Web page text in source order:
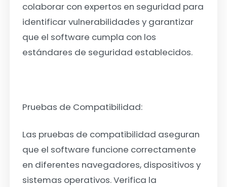
colaborar con expertos en seguridad para
identificar vulnerabilidades y garantizar
que el software cumpla con los
estándares de seguridad establecidos.
Pruebas de Compatibilidad:
Las pruebas de compatibilidad aseguran
que el software funcione correctamente
en diferentes navegadores, dispositivos y
sistemas operativos. Verifica la